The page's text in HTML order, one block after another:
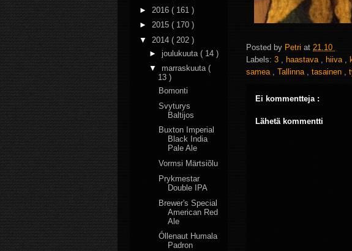
Posted by Petri at 21.10
Labels: 3 haastava hiiva
samea
Tallinna tasainen
Ei kommentteja :
Lähetä kommentti
► 2016 ( 161 )
► 2015 ( 170 )
▼ 2014 ( 202 )
► joulukuuta ( 14 )
▼ marraskuuta (
13 )
Bomonti
Svyturys
Baltijos
Buxton Imperial
Black India
Pale Ale
Vormsi Märtsiõlu
Prykmestar
Double IPA
Brewer's Special
American Red
Ale
Óllenaut Humala
Padron